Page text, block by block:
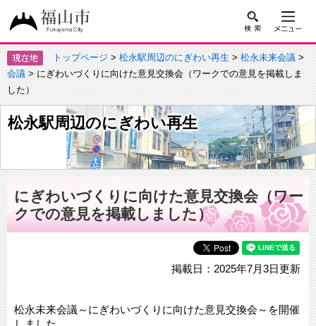
トップページ>松永駅周辺のにぎわい再生>松永未来会議>
会議> にぎわいづくりに向けた意見交換会（ワークでの意見を掲載しま
した）
松永駅周辺のにぎわい再生
にぎわいづくりに向けた意見交換会（ワー
クでの意見を掲載しました）
掲載日：2025年7月3日更新
松永未来会議～にぎわいづくりに向けた意見交換会～を開催